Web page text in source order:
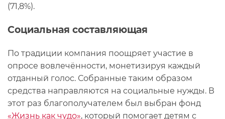
(71,8%).
Социальная составляющая
По традиции компания поощряет участие в
опросе вовлечённости, монетизируя каждый
отданный голос. Собранные таким образом
средства направляются на социальные нужды. В
этот раз благополучателем был выбран фонд
«Жизнь как чудо», который помогает детям с